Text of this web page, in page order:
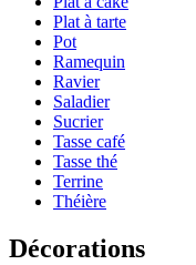
Plat à tarte
Pot
Ramequin
Ravier
Saladier
Sucrier
Tasse café
Tasse thé
Terrine
Théière
Décorations